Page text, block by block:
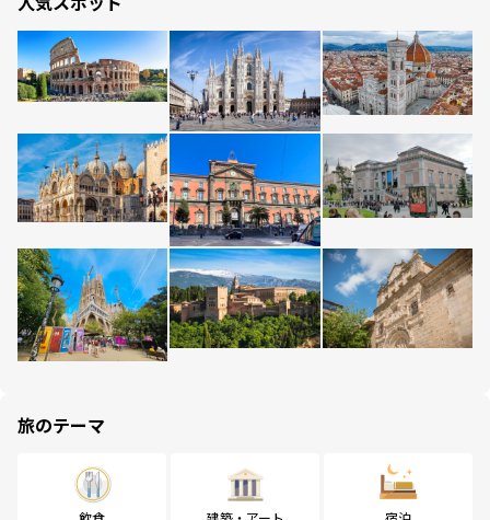
旅のテーマ